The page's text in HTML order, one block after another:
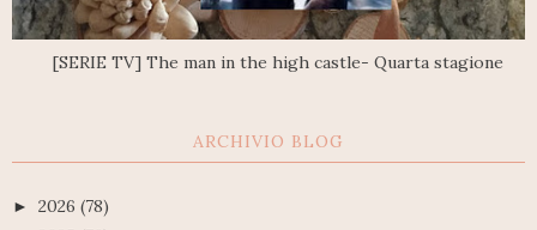
[SERIE TV] The man in the high castle- Quarta stagione
ARCHIVIO BLOG
► 2026 (78)